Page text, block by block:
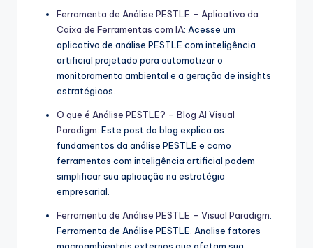
Ferramenta de Análise PESTLE – Aplicativo da
Caixa de Ferramentas com IA: Acesse um
aplicativo de análise PESTLE com inteligência
artificial projetado para automatizar o
monitoramento ambiental e a geração de insights
estratégicos.
O que é Análise PESTLE? – Blog AI Visual
Paradigm: Este post do blog explica os
fundamentos da análise PESTLE e como
ferramentas com inteligência artificial podem
simplificar sua aplicação na estratégia
empresarial.
Ferramenta de Análise PESTLE – Visual Paradigm:
Ferramenta de Análise PESTLE. Analise fatores
macroambientais externos que afetam sua